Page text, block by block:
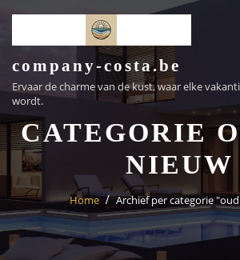
inhoud
company-costa.be
Ervaar de charme van de kust, waar elke
wordt.
CATEGORIE
NIEUW
Home Archief per categorie